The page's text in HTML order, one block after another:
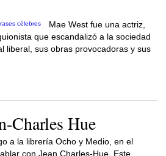
Mae West fue una actriz,
que escandalizó a la sociedad
liberal, sus obras provocadoras y sus
Charles Hue
a la librería Ocho y Medio, en el
con Jean Charles-Hue. Este